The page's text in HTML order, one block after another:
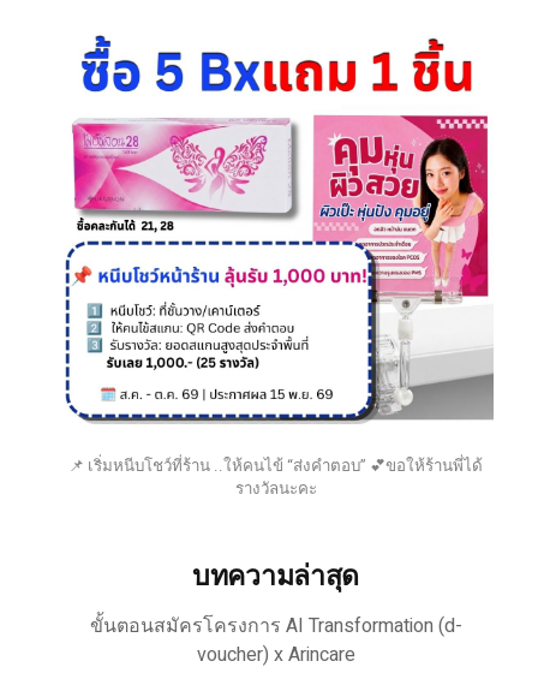
📌 เริ่มหนีบโชว์ที่ร้าน ..ให้คนไข้ “ส่งคำตอบ” 💕ขอให้ร้านพี่ได้
รางวัลนะคะ
บทความล่าสุด
ขั้นตอนสมัครโครงการ AI Transformation (d-
voucher) x Arincare